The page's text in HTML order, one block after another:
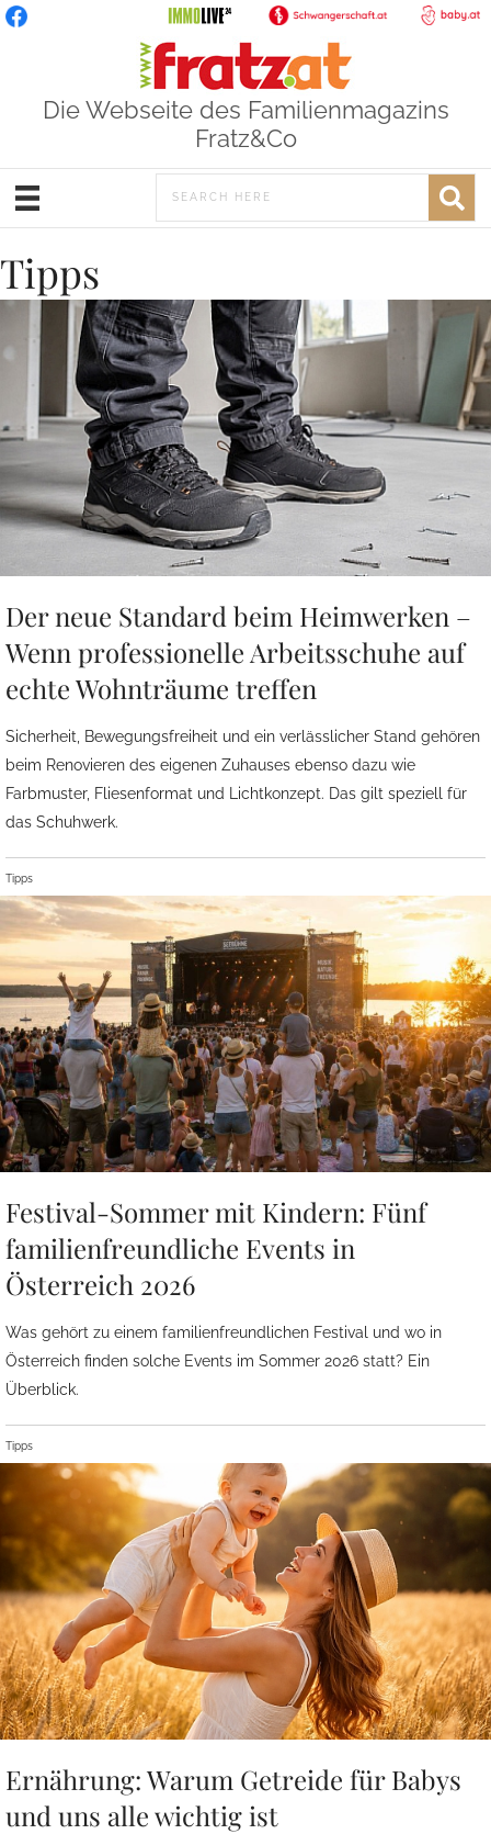
Die Webseite des Familienmagazins
Fratz&Co
Tipps
Der neue Standard beim Heimwerken –
Wenn professionelle Arbeitsschuhe auf
echte Wohnträume treffen
Sicherheit, Bewegungsfreiheit und ein verlässlicher Stand gehören
beim Renovieren des eigenen Zuhauses ebenso dazu wie
Farbmuster, Fliesenformat und Lichtkonzept. Das gilt speziell für
das Schuhwerk.
Tipps
Festival-Sommer mit Kindern: Fünf
familienfreundliche Events in
Österreich 2026
Was gehört zu einem familienfreundlichen Festival und wo in
Österreich finden solche Events im Sommer 2026 statt? Ein
Überblick.
Tipps
Ernährung: Warum Getreide für Babys
und uns alle wichtig ist